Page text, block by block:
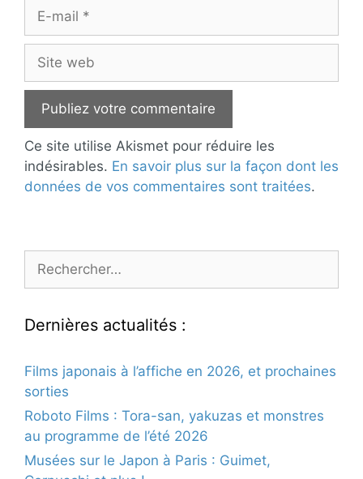
Site
web
Ce site utilise Akismet pour réduire les
indésirables. En savoir plus sur la façon dont les
données de vos commentaires sont traitées.
Dernières actualités :
Films japonais à l’affiche en 2026, et prochaines
sorties
Roboto Films : Tora-san, yakuzas et monstres
au programme de l’été 2026
Musées sur le Japon à Paris : Guimet,